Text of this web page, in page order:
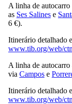
A linha de
as Ses Salines e
6 €).
Itinerário detalhado
www.tib.org/web/
A linha de
via Campos e
Itinerário detalhado
www.tib.org/web/